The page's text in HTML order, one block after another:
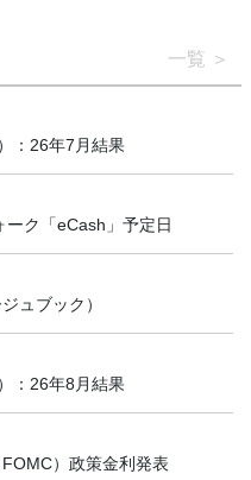
一覧
：26年7月結果
ーク「eCash」予定日
ュブック）
：26年8月結果
）政策金利発表